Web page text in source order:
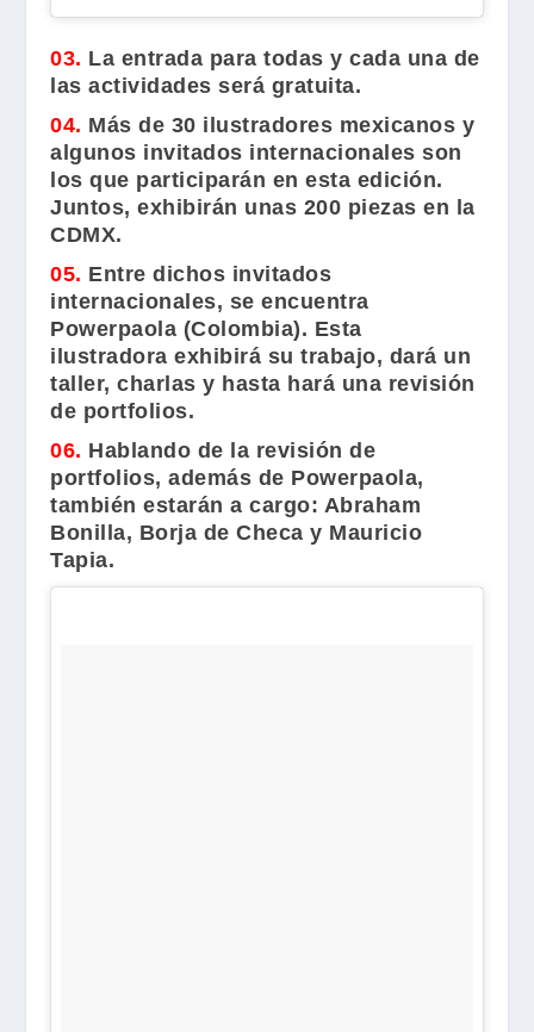
03. La entrada para todas y cada una de
las actividades será gratuita.
04. Más de 30 ilustradores mexicanos y
algunos invitados internacionales son
los que participarán en esta edición.
Juntos, exhibirán unas 200 piezas en la
CDMX.
05. Entre dichos invitados
internacionales, se encuentra
Powerpaola (Colombia). Esta
ilustradora exhibirá su trabajo, dará un
taller, charlas y hasta hará una revisión
de portfolios.
06. Hablando de la revisión de
portfolios, además de Powerpaola,
también estarán a cargo: Abraham
Bonilla, Borja de Checa y Mauricio
Tapia.